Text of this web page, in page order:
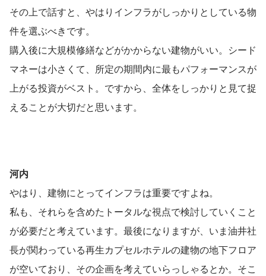
その上で話すと、やはりインフラがしっかりとしている物
件を選ぶべきです。
購入後に大規模修繕などがかからない建物がいい。シード
マネーは小さくて、所定の期間内に最もパフォーマンスが
上がる投資がベスト。ですから、全体をしっかりと見て捉
えることが大切だと思います。
河内
やはり、建物にとってインフラは重要ですよね。
私も、それらを含めたトータルな視点で検討していくこと
が必要だと考えています。最後になりますが、いま油井社
長が関わっている再生カプセルホテルの建物の地下フロア
が空いており、その企画を考えていらっしゃるとか。そこ